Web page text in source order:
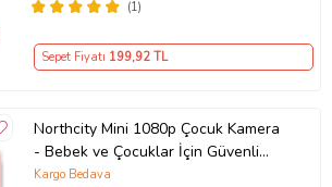
(1)
Sepet Fiyatı 199,92 TL
Northcity Mini 1080p Çocuk Kamera
- Bebek ve Çocuklar İçin Güvenli
Dijital Fotoğraf Makinesi
Kargo Bedava